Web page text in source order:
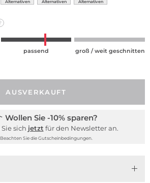
Alternativen Alternativen Alternativen
passend groß / weit geschnitten
AUSVERKAUFT
Wollen Sie -10% sparen?
sich jetzt für den Newsletter an.
Beachten Sie die Gutscheinbedingungen.